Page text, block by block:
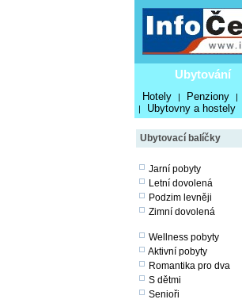
Ubytování
Hotely | Penziony |
| Ubytovny a hostely
Ubytovací balíčky
Jarní pobyty
Letní dovolená
Podzim levněji
Zimní dovolená
Wellness pobyty
Aktivní pobyty
Romantika pro dva
S dětmi
Senioři